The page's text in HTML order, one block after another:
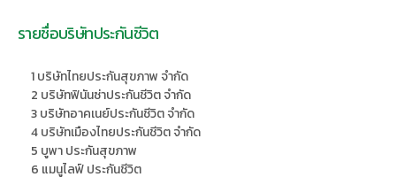
รายชื่อบริษัทประกันชีวิต
1 บริษัทไทยประกันสุขภาพ จำกัด
2 บริษัทฟินันซ่าประกันชีวิต จำกัด
3 บริษัทอาคเนย์ประกันชีวิต จำกัด
4 บริษัทเมืองไทยประกันชีวิต จำกัด
5 บูพา ประกันสุขภาพ
6 แมนูไลฟ์ ประกันชีวิต